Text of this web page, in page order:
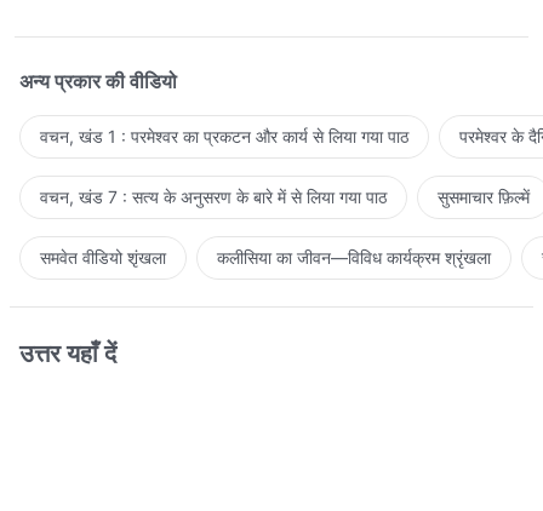
अन्य प्रकार की वीडियो
वचन, खंड 1 : परमेश्वर का प्रकटन और कार्य से लिया गया पाठ परमेश्वर के
वचन, खंड 7 : सत्य के अनुसरण के बारे में से लिया गया पाठ सुसमाचार फ़िल्में
समवेत वीडियो शृंखला कलीसिया का जीवन—विविध कार्यक्रम श्रृंखला
उत्तर यहाँ दें